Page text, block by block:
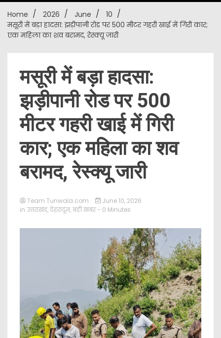
Home 2026 June
10
मसूरी में बड़ा हादसा: झड़ीपानी रोड पर 500 मीटर गहरी खाई में गिरी कार;
एक महिला का शव बरामद, रेस्क्यू जारी
मसूरी में बड़ा हादसा:
झड़ीपानी रोड पर 500
मीटर गहरी खाई में गिरी
कार; एक महिला का शव
बरामद, रेस्क्यू जारी
Team Tunwala.com
June 10, 2026
in उत्तराखंड,देहरादून,बड़ी खबर - 0 Minutes